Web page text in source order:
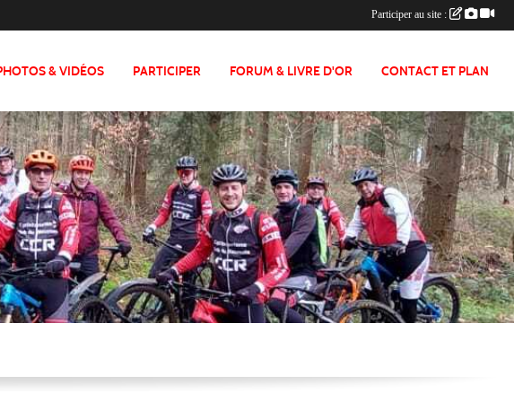
& VIDÉOS PARTICIPER FORUM & LIVRE D'OR CONTACT ET PLAN
Participer au site :